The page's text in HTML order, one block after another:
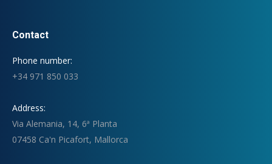
Contact
Phone number:
+34 971 850 033
Address:
Via Alemania, 14, 6ª Planta
07458 Ca'n Picafort, Mallorca